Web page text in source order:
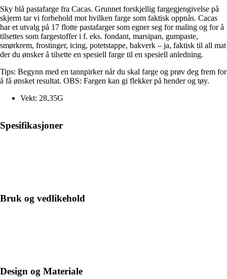
Sky blå pastafarge fra Cacas. Grunnet forskjellig fargegjengivelse på
skjerm tar vi forbehold mot hvilken farge som faktisk oppnås. Cacas
har et utvalg på 17 flotte pastafarger som egner seg for maling og for å
tilsettes som fargestoffer i f. eks. fondant, marsipan, gumpaste,
smørkrem, frostinger, icing, potetstappe, bakverk – ja, faktisk til all mat
der du ønsker å tilsette en spesiell farge til en spesiell anledning.
Tips: Begynn med en tannpirker når du skal farge og prøv deg frem for
å få ønsket resultat. OBS: Fargen kan gi flekker på hender og tøy.
Vekt: 28,35G
Spesifikasjoner
Bruk og vedlikehold
Design og Materiale